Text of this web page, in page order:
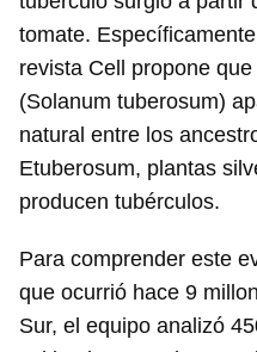
tomate.
revista Cell propone
(Solanum tuberosum)
natural entre los
Etuberosum, plantas
producen tubérculos.
Para comprender este
que ocurrió hace 9
Sur, el equipo analizó